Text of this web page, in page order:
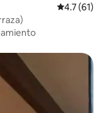
Calificación
4.7 (61)